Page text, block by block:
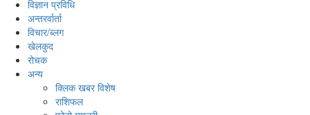
विज्ञान प्रविधि
अन्तरर्वार्ता
विचार/ब्लग
खेलकुद
रोचक
अन्य
क्लिक खबर विशेष
राशिफल